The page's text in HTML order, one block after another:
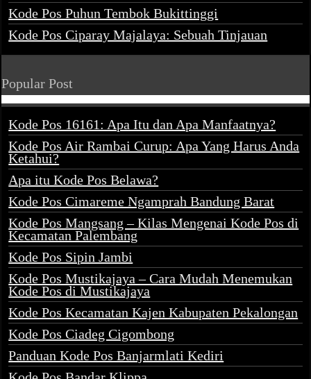
Kode Pos Puhun Tembok Bukittinggi
Kode Pos Ciparay Majalaya: Sebuah Tinjauan
Popular Post
Kode Pos 16161: Apa Itu dan Apa Manfaatnya?
Kode Pos Air Rambai Curup: Apa Yang Harus Anda
Ketahui?
Apa itu Kode Pos Belawa?
Kode Pos Cimareme Ngamprah Bandung Barat
Kode Pos Mangsang – Kilas Mengenai Kode Pos di
Kecamatan Palembang
Kode Pos Sipin Jambi
Kode Pos Mustikajaya – Cara Mudah Menemukan
Kode Pos di Mustikajaya
Kode Pos Kecamatan Kajen Kabupaten Pekalongan
Kode Pos Ciadeg Cigombong
Panduan Kode Pos Banjarmlati Kediri